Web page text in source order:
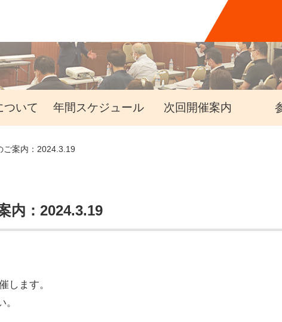
ついて 年間スケジュール 次回開催案内
ご案内：2024.3.19
内：2024.3.19
します。